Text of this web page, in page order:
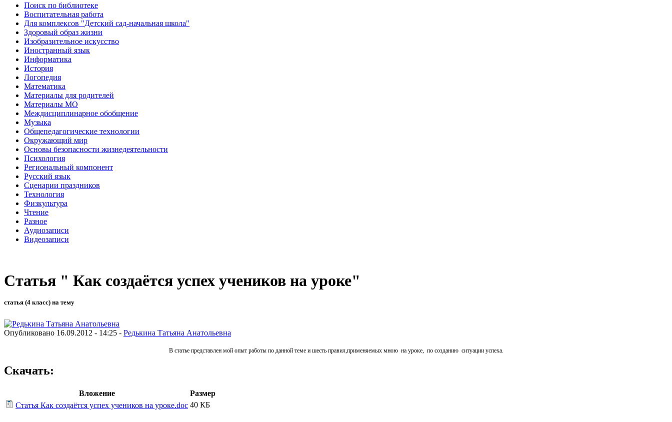
Поиск по библиотеке
Воспитательная работа
Для комплексов "Детский сад-начальная школа"
Здоровый образ жизни
Изобразительное искусство
Иностранный язык
Информатика
История
Логопедия
Математика
Материалы для родителей
Материалы МО
Междисциплинарное обобщение
Музыка
Общепедагогические технологии
Окружающий мир
Основы безопасности жизнедеятельности
Психология
Региональный компонент
Русский язык
Сценарии праздников
Технология
Физкультура
Чтение
Разное
Аудиозаписи
Видеозаписи
Статья " Как создаётся успех учеников на уроке"
статья (4 класс) на тему
Опубликовано 16.09.2012 - 14:25 - Редькина Татьяна Анатольевна
В статье представлен мой опыт работы по данной теме и шесть правил,применяемых мною на уроке, по созданию ситуации успеха.
Скачать:
Вложение
Размер
Статья Как создаётся успех учеников на уроке.doc 40 КБ